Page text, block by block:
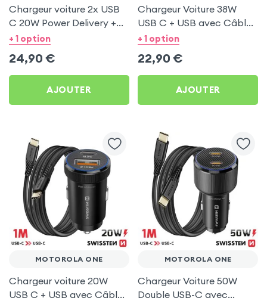
Chargeur voiture 2x USB
C 20W Power Delivery +
Câble USB C 60W pour
+ 1 option
24,90 €
AJOUTER
Chargeur Voiture 38W
USB C + USB avec Câble
type C Swissten pour
+ 1 option
22,90 €
AJOUTER
MOTOROLA ONE
Chargeur voiture 20W
USB C + USB avec Câble
MOTOROLA ONE
Chargeur Voiture 50W
Double USB-C avec